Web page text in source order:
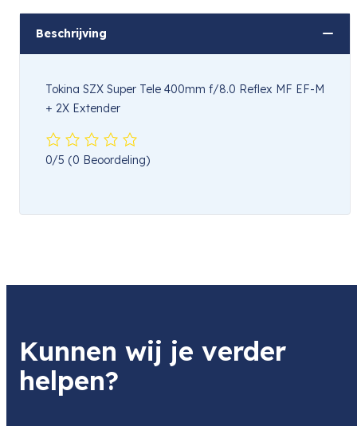
Beschrijving
Tokina SZX Super Tele 400mm f/8.0 Reflex MF EF-M
+ 2X Extender
0/5 (0 Beoordeling)
Kunnen wij je verder
helpen?